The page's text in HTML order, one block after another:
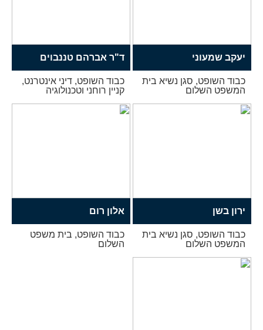
יעקב שמעוני
כבוד השופט, סגן נשיא בית
המשפט השלום
ד"ר אברהם טננבוים
כבוד השופט, דיני אינטרנט,
קניין רוחני וטכנולוגיה
ירון בשן
כבוד השופט, סגן נשיא בית
המשפט השלום
אלון רום
כבוד השופט, בית משפט
השלום